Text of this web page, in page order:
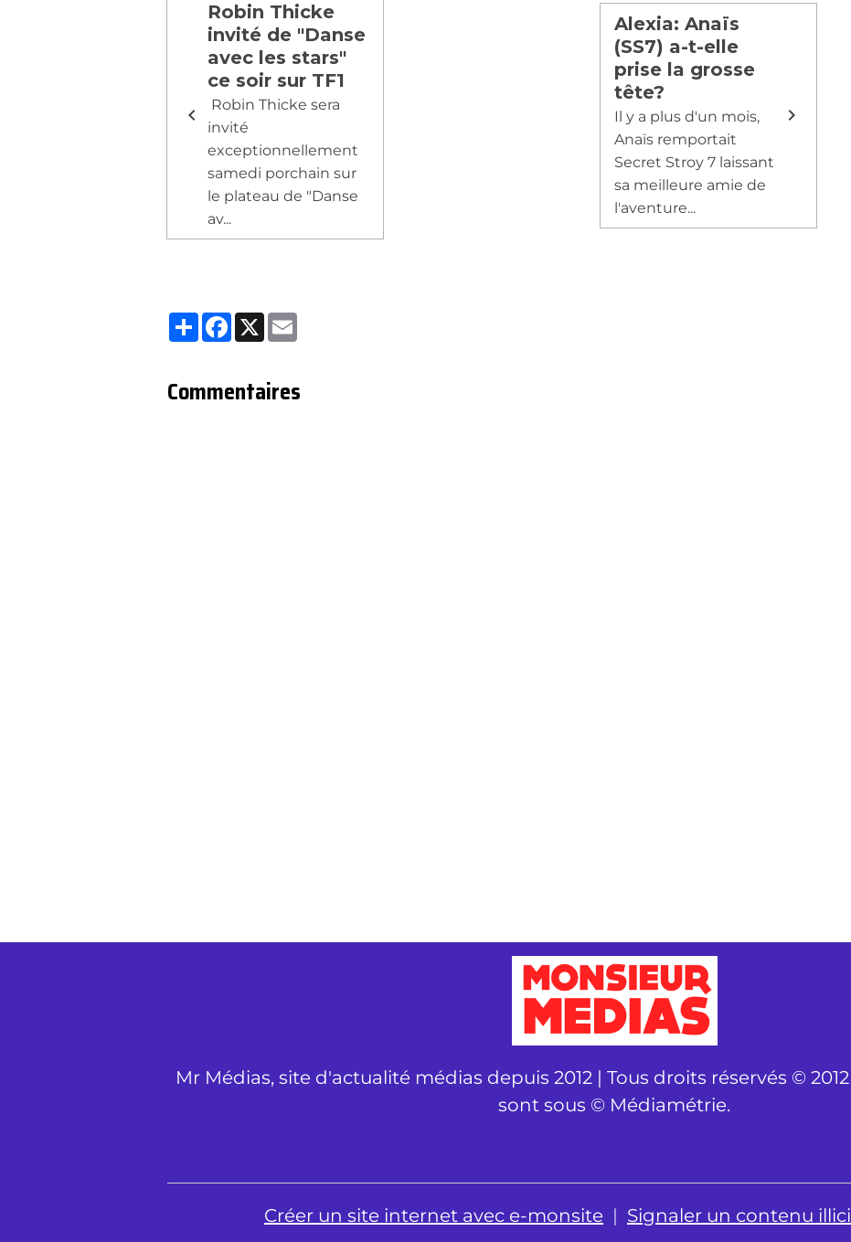
Robin Thicke
invité de "Danse
avec les stars"
ce soir sur TF1
Robin Thicke sera
invité
exceptionnellement
samedi porchain sur
le plateau de "Danse
av...
Alexia: Anaïs
(SS7) a-t-elle
prise la grosse
tête?
Il y a plus d'un mois,
Anaïs remportait
Secret Stroy 7 laissant
sa meilleure amie de
l'aventure...
Partager
Facebook
X
Commentaires
Mr Médias, site d'actualité médias depuis 2012 | Tous droits réservés ©
sont sous © Médiamétrie.
Créer un site internet avec e-monsite Signaler un contenu